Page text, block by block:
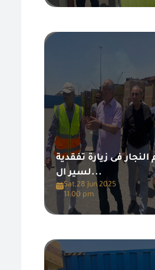
فى زيارة تفقدية
لسير ال...
Sat,28 Jun 2025
11:00 pm